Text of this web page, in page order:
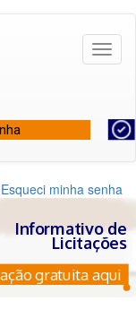
Esqueci minha senha
Informativo de
Licitações
gratuita aqui